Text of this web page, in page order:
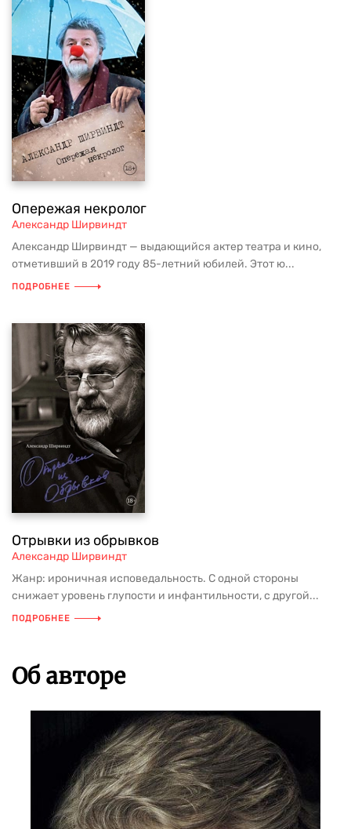
Опережая некролог
Александр Ширвиндт
Александр Ширвиндт — выдающийся актер театра и кино,
отметивший в 2019 году 85-летний юбилей. Этот ю...
ПОДРОБНЕЕ
Отрывки из обрывков
Александр Ширвиндт
Жанр: ироничная исповедальность. С одной стороны
снижает уровень глупости и инфантильности, с другой...
ПОДРОБНЕЕ
Об авторе